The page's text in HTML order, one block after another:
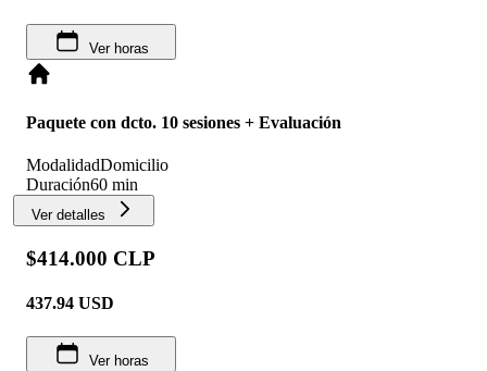
Ver horas
Paquete con dcto. 10 sesiones + Evaluación
ModalidadDomicilio
Duración60 min
Ver detalles
$414.000 CLP
437.94 USD
Ver horas